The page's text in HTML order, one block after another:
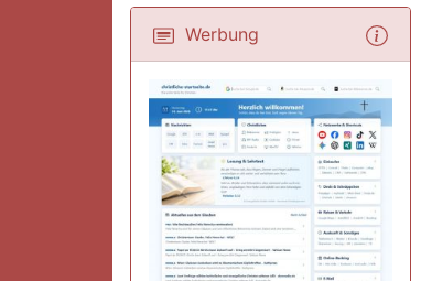
Werbung